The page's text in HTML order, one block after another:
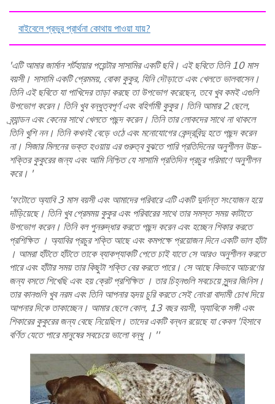
বাইবেলে প্রভুর প্রার্থনা কোথায় পাওয়া যায়?
'এটি আমার জার্মান শর্টহায়ার পয়েন্টার সাসামির একটি ছবি। এই ছবিতে তিনি 10 মাস
বয়সী। সাসামি একটি প্রেমময়, বোকা কুকুর, যিনি দৌড়াতে এবং খেলতে ভালবাসেন।
তিনি এই ছবিতে যা পাখিদের তাড়া করছে তা উপভোগ করেছেন, তবে খুব কমই এগুলি
উপভোগ করেন। তিনি খুব বন্ধুত্বপূর্ণ এবং বহির্গামী কুকুর। তিনি আমার 2 ছেলে,
ব্র্যান্ডন এবং কেনের সাথে খেলতে পছন্দ করেন। তিনি তার লোকদের সাথে না থাকলে
তিনি খুশি নন। তিনি কখনই বেড়ে ওঠে এবং মনোযোগের কেন্দ্রবিন্দু হতে পছন্দ করেন
না। সিজার মিলনের ভক্ত হওয়ায় এর গুরুত্ব বুঝতে পারি প্রতিদিনের অনুশীলন উচ্চ-
শক্তির কুকুরের জন্য এবং আমি নিশ্চিত যে সাসামি প্রতিদিন প্রচুর পরিমাণে অনুশীলন
করে। '
'ফটোতে অ্যাবি 3 মাস বয়সী এবং আমাদের পরিবারে এটি একটি দুর্দান্ত সংযোজন হয়ে
দাঁড়িয়েছে। তিনি খুব প্রেমময় কুকুর এবং পরিবারের সাথে তার সমস্ত সময় কাটাতে
উপভোগ করেন। তিনি বল পুনরুদ্ধার করতে পছন্দ করেন এবং হচ্ছেন শিকার করতে
প্রশিক্ষিত । অ্যাবির প্রচুর শক্তি আছে এবং কমপক্ষে প্রয়োজন দিনে একটি ভাল হাঁটা
। আমরা হাঁটতে হাঁটতে তাকে ব্যাকপ্যাকটি পেতে চাই যাতে সে আরও অনুশীলন করতে
পারে এবং হাঁটার সময় তার কিছুটা শক্তি বের করতে পারে। সে আছে কিভাবে আচরণের
জন্য বসতে শিখেছি এবং হয় ক্রেট প্রশিক্ষিত । তার চিহ্নগুলি সবচেয়ে সুন্দর জিনিস।
তার কানগুলি খুব নরম এবং তিনি আপনার হৃদয় চুরি করতে সেই নোংরা বাদামী চোখ দিয়ে
আপনার দিকে তাকাচ্ছেন। আমার ছেলে কোল, 13 বছর বয়সী, অ্যাবিকে সঙ্গী এবং
শিকারের কুকুরের জন্য বেছে নিয়েছিল। তাদের একটি বন্ধন রয়েছে যা কেবল 'হিসাবে
বর্ণিত যেতে পারে মানুষের সবচেয়ে ভালো বন্ধু । ''